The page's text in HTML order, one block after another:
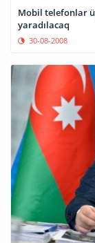
Mobil telefonlar
yaradılacaq
30-08-2008